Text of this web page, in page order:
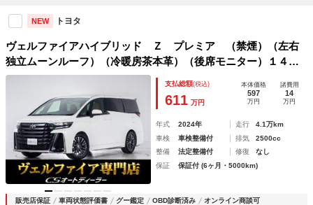
NEW トヨタ
ヴェルファイアハイブリッド Ｚ プレミア （禁煙）（左右
独立ムーンルーフ）（冷暖房茶本革）（後席モニター）１４型
ディスプレイオーディオ／トヨタセーフティセンス＆チームメ
イト／デジタルインナーミラー／ユニバーサルステップ／３眼
ＬＥＤヘッドライト
支払総額(税込)
611 万円
本体価格
597
万円
諸費用
14
万円
年式 2024年 走行
4.1万km
車検
車検整備付 排気
2500cc
整備
法定整備付 修復
なし
保証
保証付 (6ヶ月・5000km)
販売店保証 車両状態評価書 グー鑑定 OBD診断済み
オンライン商談可